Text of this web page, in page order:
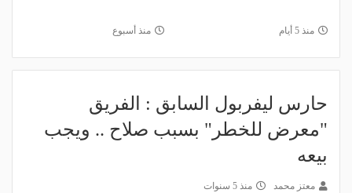
منذ 5 أيام منذ أسبوع
حارس ليفربول السابق : الفريق
"معرض للخطر" بسبب صلاح .. ويجب
بيعه
معتز محمد منذ 5 سنوات